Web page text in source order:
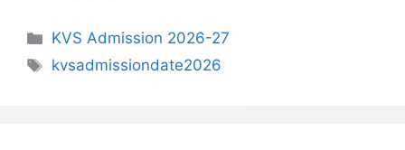
Categories
KVS Admission 2026-27
Tags
kvsadmissiondate2026